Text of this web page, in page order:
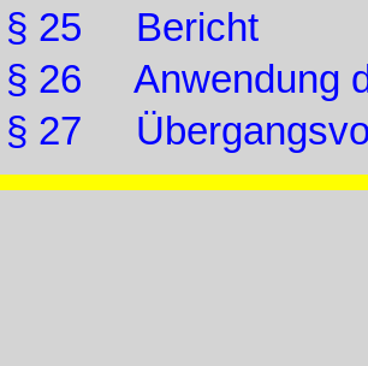
§ 25 Bericht
§ 26 Anwendung
§ 27